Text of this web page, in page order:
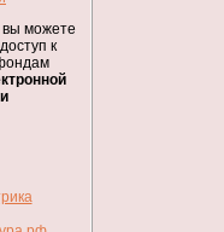
вы можете
к